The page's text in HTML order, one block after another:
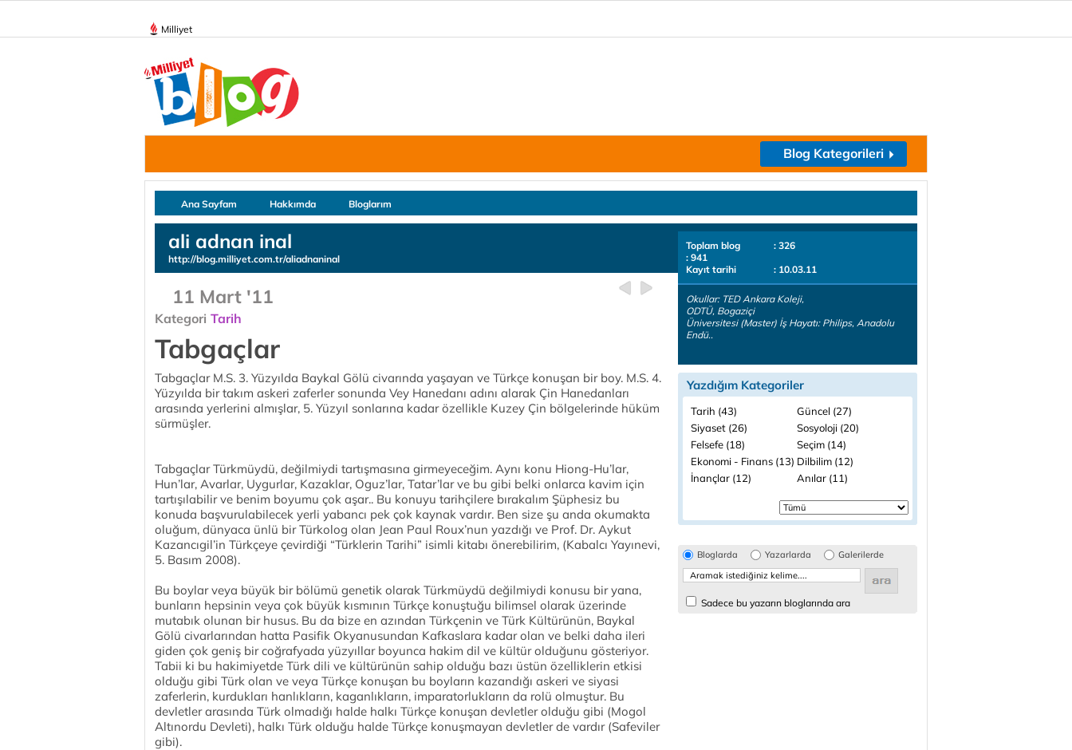
Milliyet
Blog Kategorileri
Ana Sayfam Hakkımda Bloglarım
ali adnan inal
http://blog.milliyet.com.tr/aliadnaninal
11 Mart '11
Kategori Tarih
Tabgaçlar
Tabgaçlar M.S. 3. Yüzyılda Baykal Gölü civarında yaşayan ve Türkçe konuşan bir boy. M.S. 4.
Yüzyılda bir takım askeri zaferler sonunda Vey Hanedanı adını alarak Çin Hanedanları
arasında yerlerini almışlar, 5. Yüzyıl sonlarına kadar özellikle Kuzey Çin bölgelerinde hüküm
sürmüşler.
Tabgaçlar Türkmüydü, değilmiydi tartışmasına girmeyeceğim. Aynı konu Hiong-Hu’lar,
Hun’lar, Avarlar, Uygurlar, Kazaklar, Oguz’lar, Tatar’lar ve bu gibi belki onlarca kavim için
tartışılabilir ve benim boyumu çok aşar.. Bu konuyu tarihçilere bırakalım Şüphesiz bu
konuda başvurulabilecek yerli yabancı pek çok kaynak vardır. Ben size şu anda okumakta
oluğum, dünyaca ünlü bir Türkolog olan Jean Paul Roux’nun yazdığı ve Prof. Dr. Aykut
Kazancıgil’in Türkçeye çevirdiği “Türklerin Tarihi” isimli kitabı önerebilirim, (Kabalcı Yayınevi,
5. Basım 2008).
Bu boylar veya büyük bir bölümü genetik olarak Türkmüydü değilmiydi konusu bir yana,
bunların hepsinin veya çok büyük kısmının Türkçe konuştuğu bilimsel olarak üzerinde
mutabık olunan bir husus. Bu da bize en azından Türkçenin ve Türk Kültürünün, Baykal
Gölü civarlarından hatta Pasifik Okyanusundan Kafkaslara kadar olan ve belki daha ileri
giden çok geniş bir coğrafyada yüzyıllar boyunca hakim dil ve kültür olduğunu gösteriyor.
Tabii ki bu hakimiyetde Türk dili ve kültürünün sahip olduğu bazı üstün özelliklerin etkisi
olduğu gibi Türk olan ve veya Türkçe konuşan bu boyların kazandığı askeri ve siyasi
zaferlerin, kurdukları hanlıkların, kaganlıkların, imparatorlukların da rolü olmuştur. Bu
devletler arasında Türk olmadığı halde halkı Türkçe konuşan devletler olduğu gibi (Mogol
Altınordu Devleti), halkı Türk olduğu halde Türkçe konuşmayan devletler de vardır (Safeviler
gibi).
Toplam blog
: 326
: 941
Kayıt tarihi
: 10.03.11
Okullar: TED Ankara Koleji,
ODTÜ, Bogaziçi
Üniversitesi (Master) İş Hayatı: Philips, Anadolu
Endü..
Yazdığım Kategoriler
Tarih (43)
Güncel (27)
Siyaset (26)
Sosyoloji (20)
Felsefe (18)
Seçim (14)
Ekonomi - Finans (13) Dilbilim (12)
İnançlar (12)
Anılar (11)
Bloglarda Yazarlarda Galerilerde
Sadece bu yazarın bloglarında ara